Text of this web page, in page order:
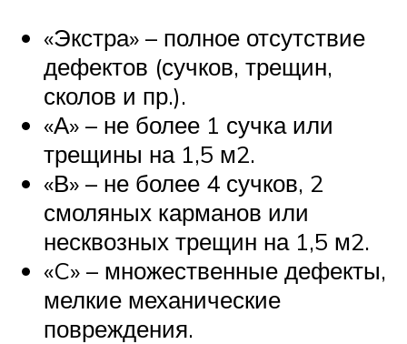
«Экстра» – полное отсутствие
дефектов (сучков, трещин,
сколов и пр.).
«А» – не более 1 сучка или
трещины на 1,5 м2.
«В» – не более 4 сучков, 2
смоляных карманов или
несквозных трещин на 1,5 м2.
«C» – множественные дефекты,
мелкие механические
повреждения.